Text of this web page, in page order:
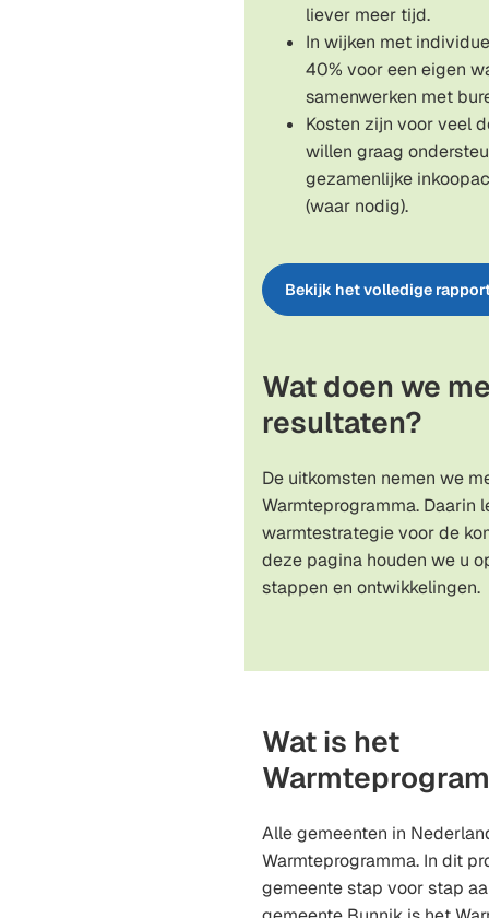
liever meer tijd.
In wijken met
40% voor een eigen
samenwerken met
Kosten zijn voor veel
willen graag
gezamenlijke
(waar nodig).
Bekijk het volledige
Wat doen we
resultaten?
De uitkomsten nemen we
Warmteprogramma. Daarin
warmtestrategie voor de
deze pagina houden we u
stappen en ontwikkelingen.
Wat is het
Alle gemeenten in
Warmteprogramma. In dit
gemeente stap voor stap